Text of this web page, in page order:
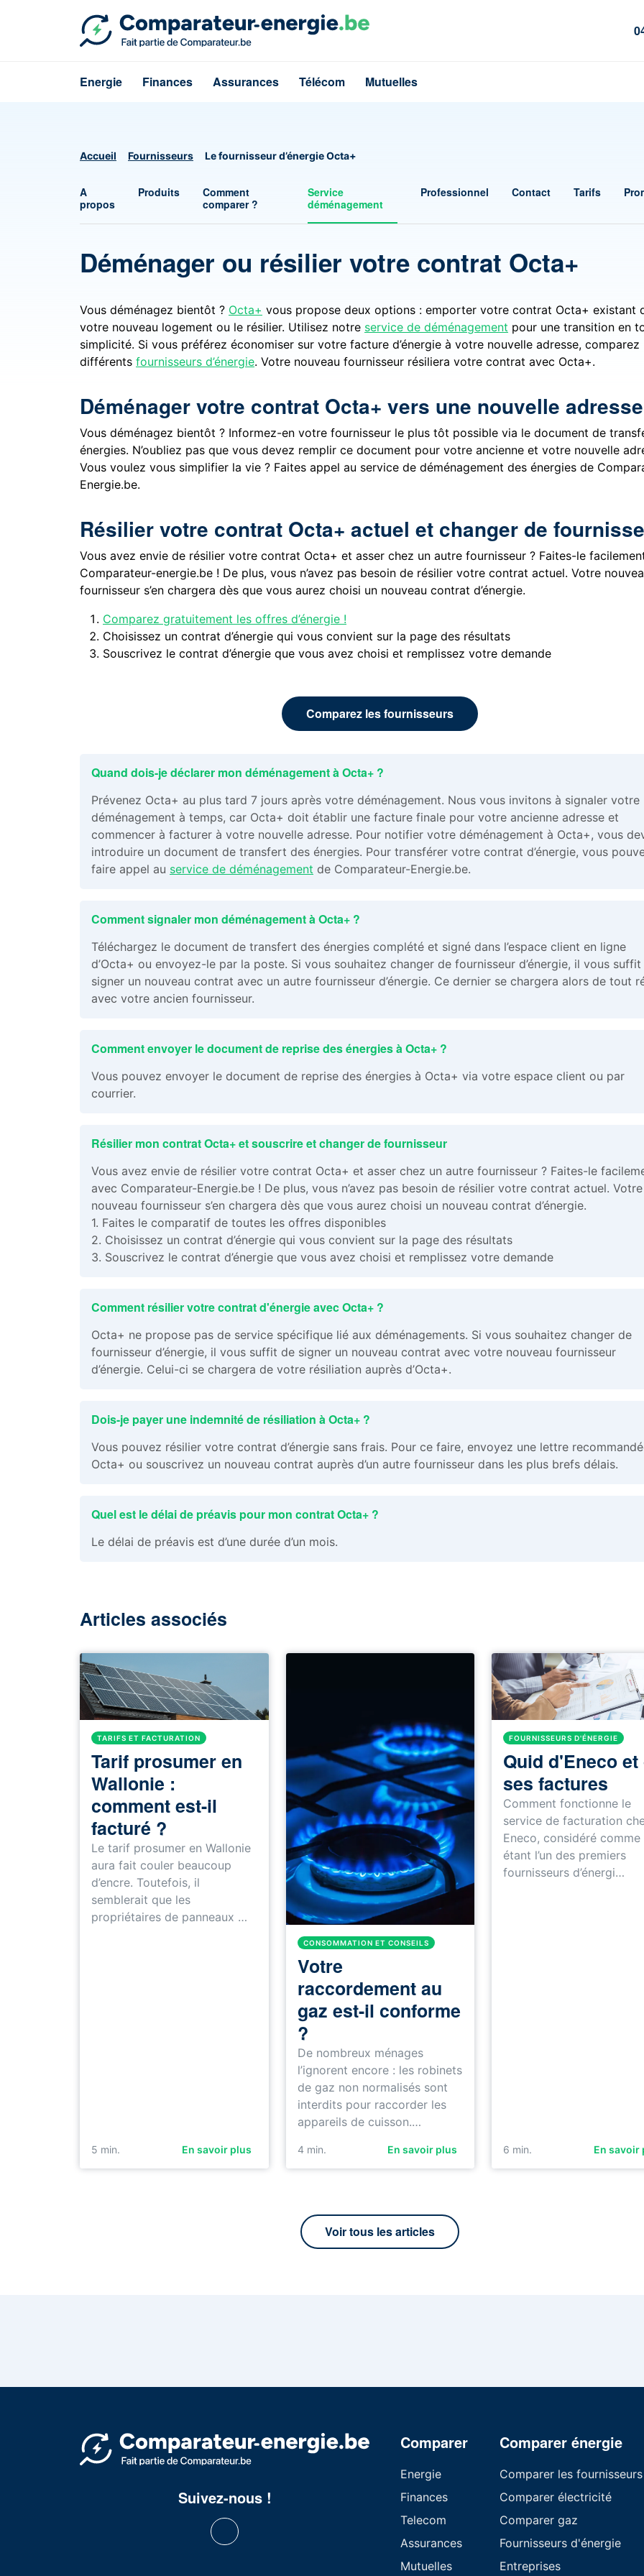
Energie Finances Assurances Télécom Mutuelles
Accueil Fournisseurs Le fournisseur d’énergie Octa+
A
propos
Produits
Comment
comparer ?
Service
déménagement
Professionnel Contact Tarifs
Déménager ou résilier votre contrat Octa+
Vous déménagez bientôt ? Octa+ vous propose deux options : emporter votre contrat Octa+ existant
votre nouveau logement ou le résilier. Utilisez notre service de déménagement pour une transition en
simplicité. Si vous préférez économiser sur votre facture d’énergie à votre nouvelle adresse, comparez
différents fournisseurs d’énergie. Votre nouveau fournisseur résiliera votre contrat avec Octa+.
Déménager votre contrat Octa+ vers une nouvelle adresse
Vous déménagez bientôt ? Informez-en votre fournisseur le plus tôt possible via le document de
énergies. N’oubliez pas que vous devez remplir ce document pour votre ancienne et votre nouvelle
Vous voulez vous simplifier la vie ? Faites appel au service de déménagement des énergies de
Energie.be.
Résilier votre contrat Octa+ actuel et changer de
Vous avez envie de résilier votre contrat Octa+ et asser chez un autre fournisseur ? Faites-le
Comparateur-energie.be ! De plus, vous n’avez pas besoin de résilier votre contrat actuel. Votre
fournisseur s’en chargera dès que vous aurez choisi un nouveau contrat d’énergie.
Comparez gratuitement les offres d’énergie !
Choisissez un contrat d’énergie qui vous convient sur la page des résultats
Souscrivez le contrat d’énergie que vous avez choisi et remplissez votre demande
Comparez les fournisseurs
Quand dois-je déclarer mon déménagement à Octa+ ?
Prévenez Octa+ au plus tard 7 jours après votre déménagement. Nous vous invitons à signaler votre
déménagement à temps, car Octa+ doit établir une facture finale pour votre ancienne adresse et
commencer à facturer à votre nouvelle adresse. Pour notifier votre déménagement à Octa+, vous
introduire un document de transfert des énergies. Pour transférer votre contrat d’énergie, vous
faire appel au service de déménagement de Comparateur-Energie.be.
Comment signaler mon déménagement à Octa+ ?
Téléchargez le document de transfert des énergies complété et signé dans l’espace client en ligne
d’Octa+ ou envoyez-le par la poste. Si vous souhaitez changer de fournisseur d’énergie, il vous
signer un nouveau contrat avec un autre fournisseur d’énergie. Ce dernier se chargera alors de tout
avec votre ancien fournisseur.
Comment envoyer le document de reprise des énergies à Octa+ ?
Vous pouvez envoyer le document de reprise des énergies à Octa+ via votre espace client ou par
courrier.
Résilier mon contrat Octa+ et souscrire et changer de fournisseur
Vous avez envie de résilier votre contrat Octa+ et asser chez un autre fournisseur ? Faites-le
avec Comparateur-Energie.be ! De plus, vous n’avez pas besoin de résilier votre contrat actuel. Votre
nouveau fournisseur s’en chargera dès que vous aurez choisi un nouveau contrat d’énergie.
1. Faites le comparatif de toutes les offres disponibles
2. Choisissez un contrat d’énergie qui vous convient sur la page des résultats
3. Souscrivez le contrat d’énergie que vous avez choisi et remplissez votre demande
Comment résilier votre contrat d'énergie avec Octa+ ?
Octa+ ne propose pas de service spécifique lié aux déménagements. Si vous souhaitez changer de
fournisseur d’énergie, il vous suffit de signer un nouveau contrat avec votre nouveau fournisseur
d’énergie. Celui-ci se chargera de votre résiliation auprès d’Octa+.
Dois-je payer une indemnité de résiliation à Octa+ ?
Vous pouvez résilier votre contrat d’énergie sans frais. Pour ce faire, envoyez une lettre
Octa+ ou souscrivez un nouveau contrat auprès d’un autre fournisseur dans les plus brefs délais.
Quel est le délai de préavis pour mon contrat Octa+ ?
Le délai de préavis est d’une durée d’un mois.
Articles associés
TARIFS ET FACTURATION
Tarif prosumer en
Wallonie :
comment est-il
facturé ?
Le tarif prosumer en Wallonie
aura fait couler beaucoup
d’encre. Toutefois, il
semblerait que les
propriétaires de panneaux …
5 min. En savoir plus
CONSOMMATION ET CONSEILS
Votre
raccordement au
gaz est-il conforme
?
De nombreux ménages
l’ignorent encore : les robinets
de gaz non normalisés sont
interdits pour raccorder les
appareils de cuisson.…
4 min. En savoir plus
FOURNISSEURS D'ÉNERGIE
Quid d'Eneco et
ses factures
Comment fonctionne le
service de facturation
Eneco, considéré comme
étant l’un des premiers
fournisseurs d’énergi…
6 min. En savoir
Voir tous les articles
Suivez-nous !
Comparer
Energie
Finances
Telecom
Assurances
Mutuelles
Comparer énergie
Comparer les
Comparer électricité
Comparer gaz
Fournisseurs d'énergie
Entreprises